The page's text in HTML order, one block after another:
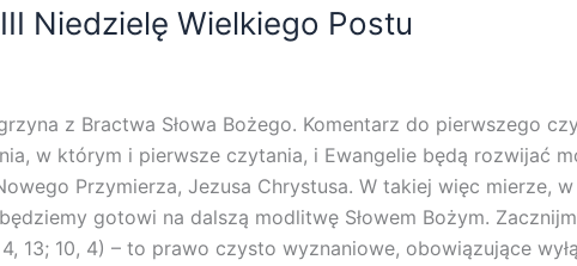
Niedzielę Wielkiego Postu
z Bractwa Słowa Bożego. Komentarz do pierwszego
w którym i pierwsze czytania, i Ewangelie będą rozwijać
Przymierza, Jezusa Chrystusa. W takiej więc mierze,
gotowi na dalszą modlitwę Słowem Bożym.
13; 10, 4) – to prawo czysto wyznaniowe, obowiązujące